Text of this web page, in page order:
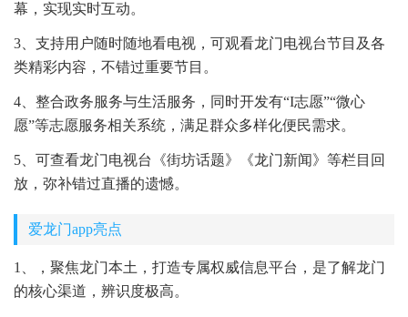
幕，实现实时互动。
3、支持用户随时随地看电视，可观看龙门电视台节目及各
类精彩内容，不错过重要节目。
4、整合政务服务与生活服务，同时开发有“I志愿”“微心
愿”等志愿服务相关系统，满足群众多样化便民需求。
5、可查看龙门电视台《街坊话题》《龙门新闻》等栏目回
放，弥补错过直播的遗憾。
爱龙门app亮点
1、，聚焦龙门本土，打造专属权威信息平台，是了解龙门
的核心渠道，辨识度极高。